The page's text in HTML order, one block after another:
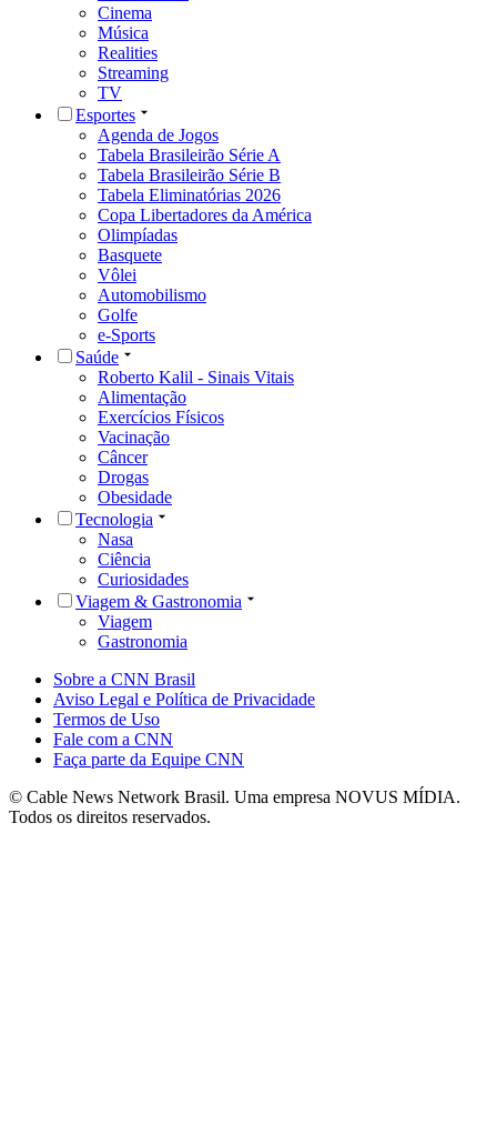
Cinema
Música
Realities
Streaming
TV
Esportes
Agenda de Jogos
Tabela Brasileirão Série A
Tabela Brasileirão Série B
Tabela Eliminatórias 2026
Copa Libertadores da América
Olimpíadas
Basquete
Vôlei
Automobilismo
Golfe
e-Sports
Saúde
Roberto Kalil - Sinais Vitais
Alimentação
Exercícios Físicos
Vacinação
Câncer
Drogas
Obesidade
Tecnologia
Nasa
Ciência
Curiosidades
Viagem & Gastronomia
Viagem
Gastronomia
Sobre a CNN Brasil
Aviso Legal e Política de Privacidade
Termos de Uso
Fale com a CNN
Faça parte da Equipe CNN
© Cable News Network Brasil. Uma empresa NOVUS MÍDIA.
Todos os direitos reservados.